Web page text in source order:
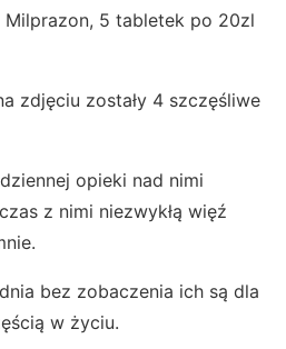
Milprazon, 5 tabletek po 20zl
zdjęciu zostały 4 szczęśliwe
opieki nad nimi
z nimi niezwykłą więź
bez zobaczenia ich są dla
w życiu.